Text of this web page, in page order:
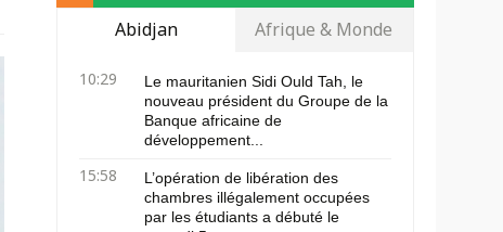
Abidjan Afrique & Monde
10:29
Le mauritanien Sidi Ould Tah, le
nouveau président du Groupe de la
Banque africaine de
développement...
15:58
L’opération de libération des
chambres illégalement occupées
par les étudiants a débuté le